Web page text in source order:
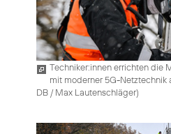
Techniker:innen errichten die
mit moderner 5G-Netztechnik
DB / Max Lautenschläger)